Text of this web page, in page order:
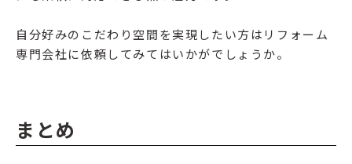
自分好みのこだわり空間を実現したい方はリフォーム
専門会社に依頼してみてはいかがでしょうか。
まとめ